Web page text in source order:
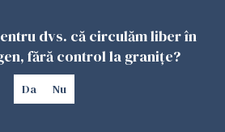
dvs. că circulăm liber în
fără control la granițe?
Da Nu